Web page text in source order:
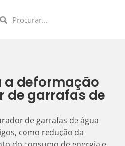
a deformação
de garrafas de
de garrafas de água
como redução da